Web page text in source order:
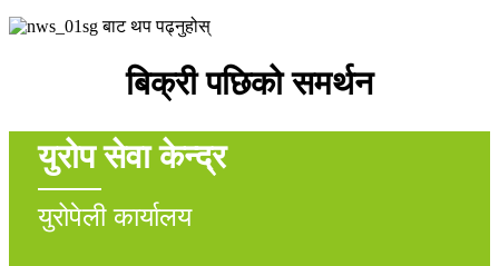
बिक्री पछिको समर्थन
युरोप सेवा केन्द्र
युरोपेली कार्यालय